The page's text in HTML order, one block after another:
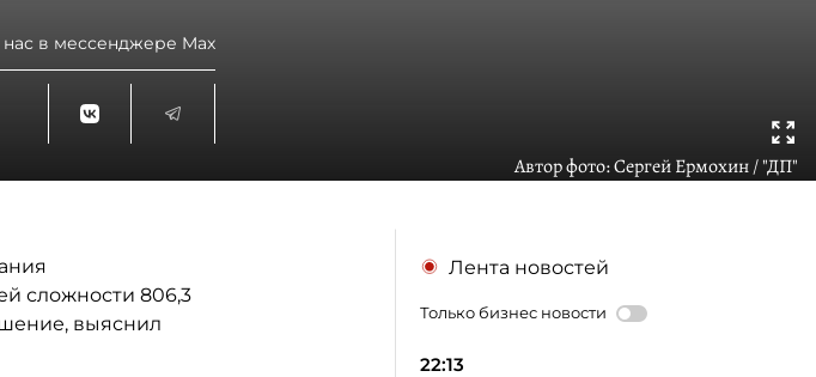
в мессенджере Max
Автор фото:Сергей Ермохин / "ДП"
сложности 806,3
выяснил
Лента новостей
Только бизнес новости
22:13